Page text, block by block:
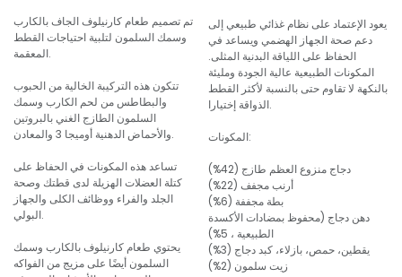
تم تصميم طعام كارنيلوف الجاف بالكارب
وسمك السلمون لتلبية احتياجات القطط
المعقمة.
تتكون هذه التركيبة الخالية من الحبوب
والبطاطس من لحم الكارب وسمك
السلمون الطازج الغني بالبروتين
والأحماض الدهنية أوميجا 3 والمعادن.
تساعد هذه المكونات في الحفاظ على
كتلة العضلات الهزيلة لدى قطتك وصحة
الجلد والفراء ووظائف الكلى والجهاز
البولي.
يحتوي طعام كارنيلوف بالكارب وسمك
السلمون أيضًا على مزيج من الفواكه
يعود الإعتماد على نظام غذائي طبيعي إلى
دعم صحة الجهاز الهضمي ويساعد في
الحفاظ على اللياقة البدنية المثلى.
المكونات الطبيعية عالية الجودة ومليئة
بالنكهة لا تقاوم حتى بالنسبة لأكثر القطط
الذواقة إختيارا.
المكونات:
دجاج منزوع العظم طازج (42%)
أرنب مجفف (22%)
بطة مجففة (6%)
دهن دجاج (محفوظ بمضادات الأكسدة
الطبيعية ، 5%)
يقطين، حمص، بازلاء، كبد دجاج (3%)
زيت سلمون (2%)